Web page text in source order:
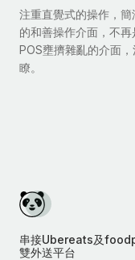
注重直覺式的操作，簡
的和善操作介面，不再
POS壅擠雜亂的介面，
瞭。
串接Ubereats及
雙外送平台